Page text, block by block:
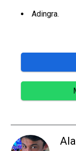
Adingra.